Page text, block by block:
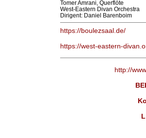
Tomer Amrani, Querflöte
West-Eastern Divan Orchestra
Dirigent: Daniel Barenboim
https://boulezsaal.de/
https://west-eastern-
http://